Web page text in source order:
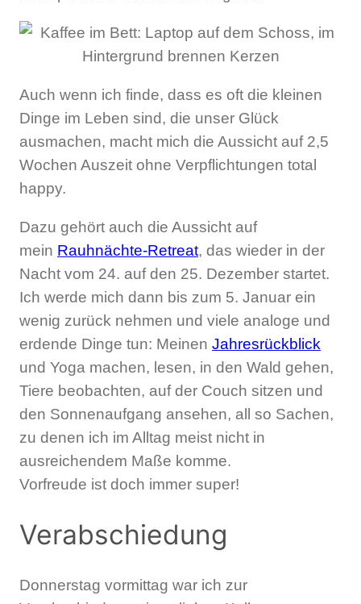
Auch wenn ich finde, dass es oft die kleinen
Dinge im Leben sind, die unser Glück
ausmachen, macht mich die Aussicht auf 2,5
Wochen Auszeit ohne Verpflichtungen total
happy.
Dazu gehört auch die Aussicht auf
mein Rauhnächte-Retreat, das wieder in der
Nacht vom 24. auf den 25. Dezember startet.
Ich werde mich dann bis zum 5. Januar ein
wenig zurück nehmen und viele analoge und
erdende Dinge tun: Meinen Jahresrückblick
und Yoga machen, lesen, in den Wald gehen,
Tiere beobachten, auf der Couch sitzen und
den Sonnenaufgang ansehen, all so Sachen,
zu denen ich im Alltag meist nicht in
ausreichendem Maße komme.
Vorfreude ist doch immer super!
Verabschiedung
Donnerstag vormittag war ich zur